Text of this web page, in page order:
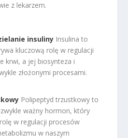
z lekarzem.
insuliny Insulina to
kluczową rolę w regulacji
krwi, a jej biosynteza i
złożonymi procesami.
Polipeptyd trzustkowy to
ważny hormon, który
w regulacji procesów
w naszym